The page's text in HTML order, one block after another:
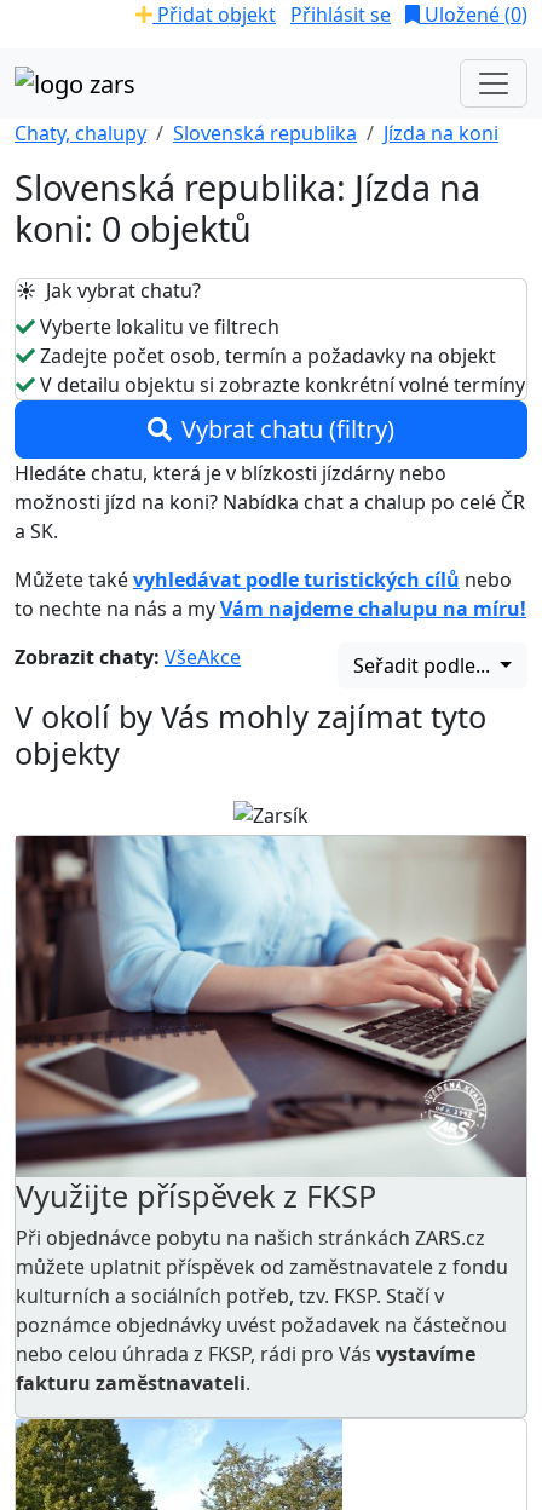
Přidat objekt Přihlásit se Uložené (0)
Chaty, chalupy Slovenská republika Jízda na koni
Slovenská republika: Jízda na
koni: 0 objektů
☀️ Jak vybrat chatu?
Vyberte lokalitu ve filtrech
Zadejte počet osob, termín a požadavky na objekt
V detailu objektu si zobrazte konkrétní volné termíny
Vybrat chatu (filtry)
Hledáte chatu, která je v blízkosti jízdárny nebo
možnosti jízd na koni? Nabídka chat a chalup po celé ČR
a SK.
Můžete takévyhledávat podle turistických cílů nebo
to nechte na nás a myVám najdeme chalupu na míru!
Zobrazit chaty: VšeAkce Seřadit podle...
V okolí by Vás mohly zajímat tyto
objekty
Využijte příspěvek z FKSP
Při objednávce pobytu na našich stránkách ZARS.cz
můžete uplatnit příspěvek od zaměstnavatele z fondu
kulturních a sociálních potřeb, tzv. FKSP. Stačí v
poznámce objednávky uvést požadavek na částečnou
nebo celou úhrada z FKSP, rádi pro Vás vystavíme
fakturu zaměstnavateli.